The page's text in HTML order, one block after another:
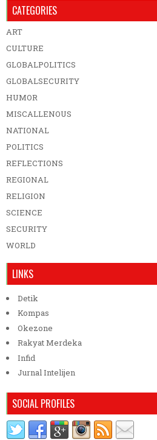
CATEGORIES
ART
CULTURE
GLOBALPOLITICS
GLOBALSECURITY
HUMOR
MISCALLENOUS
NATIONAL
POLITICS
REFLECTIONS
REGIONAL
RELIGION
SCIENCE
SECURITY
WORLD
LINKS
Detik
Kompas
Okezone
Rakyat Merdeka
Infid
Jurnal Intelijen
SOCIAL PROFILES